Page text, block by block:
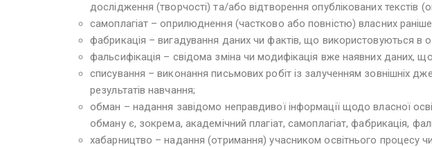
дослідження (творчості) та/або відтворення опублікованих текстів
самоплагіат – оприлюднення (частково або повністю) власних
фабрикація – вигадування даних чи фактів, що використовуються в
фальсифікація – свідома зміна чи модифікація вже наявних даних,
списування – виконання письмових робіт із залученням зовнішніх
результатів навчання;
обман – надання завідомо неправдивої інформації щодо власної
обману є, зокрема, академічний плагіат, самоплагіат, фабрикація,
хабарництво – надання (отримання) учасником освітнього процесу